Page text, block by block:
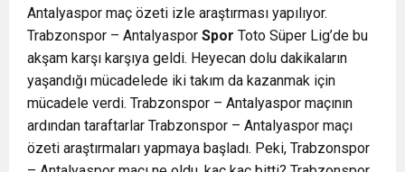
Antalyaspor maç özeti izle araştırması yapılıyor.
Trabzonspor – Antalyaspor Spor Toto Süper Lig’de bu
akşam karşı karşıya geldi. Heyecan dolu dakikaların
yaşandığı mücadelede iki takım da kazanmak için
mücadele verdi. Trabzonspor – Antalyaspor maçının
ardından taraftarlar Trabzonspor – Antalyaspor maçı
özeti araştırmaları yapmaya başladı. Peki, Trabzonspor